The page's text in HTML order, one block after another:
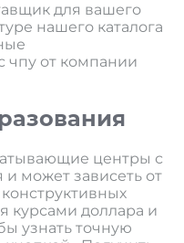
для вашего
нашего каталога
от компании
центры с
и может зависеть от
курсами доллара и
узнать точную